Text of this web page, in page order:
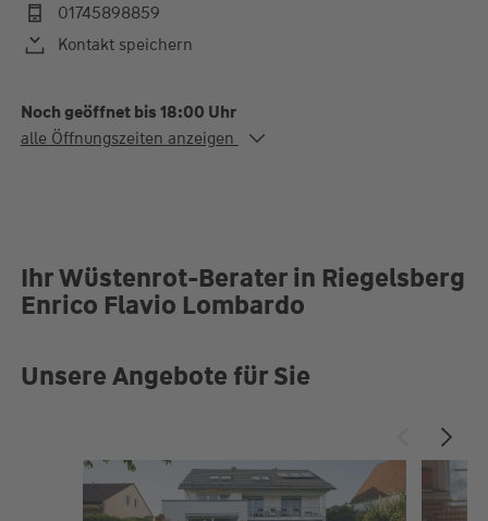
01745898859
Kontakt speichern
Noch geöffnet bis 18:00 Uhr
Alle Öffnungszeiten
alle Öffnungszeiten anzeigen
Ihr Wüstenrot-Berater in Riegelsberg
Enrico Flavio Lombardo
Unsere Angebote für Sie